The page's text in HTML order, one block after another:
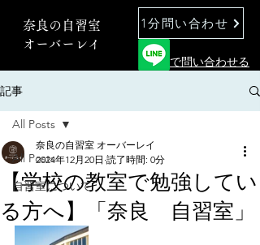
奈良の自習室
オーバーレイ
1分問い合わせ
で問い合わせる
記事
All Posts
自習室について
All Posts
【学校の教室で勉強してい
る方へ】「奈良 自習室」
奈良の自習室 オーバーレイ
2024年12月20日 読了時間: 0分